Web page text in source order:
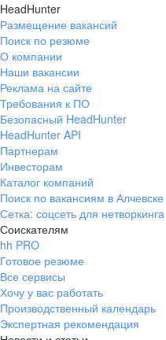
HeadHunter
Размещение вакансий
Поиск по резюме
О компании
Наши вакансии
Реклама на сайте
Требования к ПО
Безопасный HeadHunter
HeadHunter API
Партнерам
Инвесторам
Каталог компаний
Поиск по вакансиям в Алчевске
Сетка: соцсеть для нетворкинга
Соискателям
hh PRO
Готовое резюме
Все сервисы
Хочу у вас работать
Производственный календарь
Экспертная рекомендация